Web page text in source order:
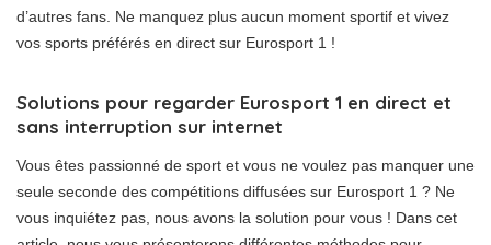
d’autres fans. Ne manquez plus aucun moment sportif et vivez
vos sports préférés en direct sur Eurosport 1 !
Solutions pour regarder Eurosport 1 en direct et
sans interruption sur internet
Vous êtes passionné de sport et vous ne voulez pas manquer une
seule seconde des compétitions diffusées sur Eurosport 1 ? Ne
vous inquiétez pas, nous avons la solution pour vous ! Dans cet